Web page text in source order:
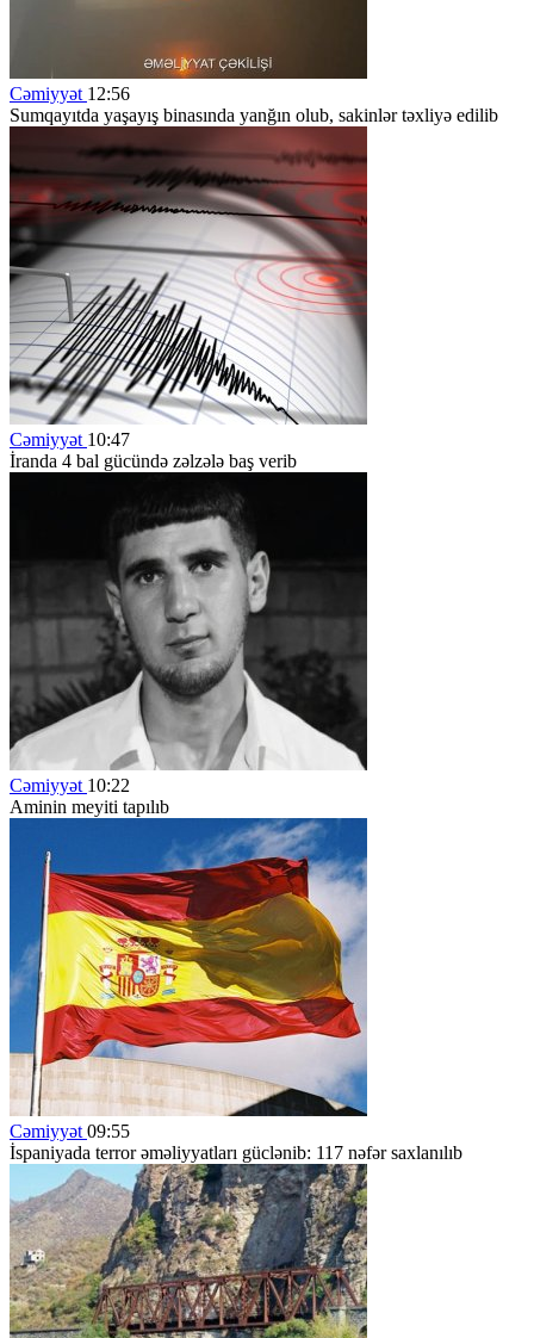
Cəmiyyət 12:56
Sumqayıtda yaşayış binasında yanğın olub, sakinlər təxliyə edilib
Cəmiyyət 10:47
İranda 4 bal gücündə zəlzələ baş verib
Cəmiyyət 10:22
Aminin meyiti tapılıb
Cəmiyyət 09:55
İspaniyada terror əməliyyatları güclənib: 117 nəfər saxlanılıb